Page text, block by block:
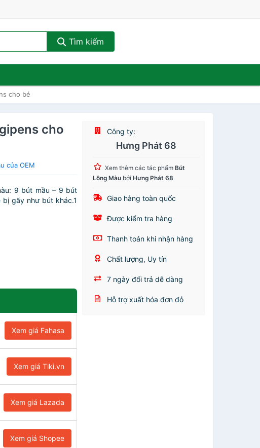
Tìm kiếm
cho bé
cho
của OEM
9 bút mầu – 9 bút
gãy như bút khác.1
Xem giá Fahasa
Xem giá Tiki.vn
Xem giá Lazada
Xem giá Shopee
Công ty:
Hưng Phát 68
Xem thêm các tác phẩmBút
Lông Màu bởiHưng Phát 68
Giao hàng toàn quốc
Được kiểm tra hàng
Thanh toán khi nhận hàng
Chất lượng, Uy tín
7 ngày đổi trả dễ dàng
Hỗ trợ xuất hóa đơn đỏ